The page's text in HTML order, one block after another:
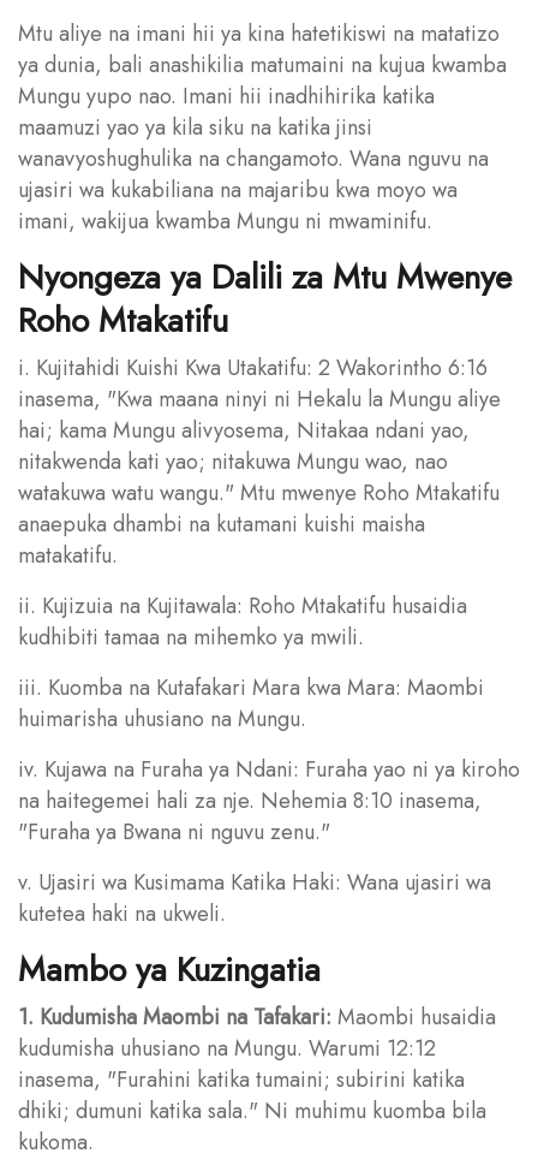
Mtu aliye na imani hii ya kina hatetikiswi na matatizo
ya dunia, bali anashikilia matumaini na kujua kwamba
Mungu yupo nao. Imani hii inadhihirika katika
maamuzi yao ya kila siku na katika jinsi
wanavyoshughulika na changamoto. Wana nguvu na
ujasiri wa kukabiliana na majaribu kwa moyo wa
imani, wakijua kwamba Mungu ni mwaminifu.
Nyongeza ya Dalili za Mtu Mwenye
Roho Mtakatifu
i. Kujitahidi Kuishi Kwa Utakatifu: 2 Wakorintho 6:16
inasema, "Kwa maana ninyi ni Hekalu la Mungu aliye
hai; kama Mungu alivyosema, Nitakaa ndani yao,
nitakwenda kati yao; nitakuwa Mungu wao, nao
watakuwa watu wangu." Mtu mwenye Roho Mtakatifu
anaepuka dhambi na kutamani kuishi maisha
matakatifu.
ii. Kujizuia na Kujitawala: Roho Mtakatifu husaidia
kudhibiti tamaa na mihemko ya mwili.
iii. Kuomba na Kutafakari Mara kwa Mara: Maombi
huimarisha uhusiano na Mungu.
iv. Kujawa na Furaha ya Ndani: Furaha yao ni ya kiroho
na haitegemei hali za nje. Nehemia 8:10 inasema,
"Furaha ya Bwana ni nguvu zenu."
v. Ujasiri wa Kusimama Katika Haki: Wana ujasiri wa
kutetea haki na ukweli.
Mambo ya Kuzingatia
1. Kudumisha Maombi na Tafakari: Maombi husaidia
kudumisha uhusiano na Mungu. Warumi 12:12
inasema, "Furahini katika tumaini; subirini katika
dhiki; dumuni katika sala." Ni muhimu kuomba bila
kukoma.